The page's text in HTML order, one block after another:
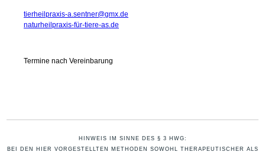
tierheilpraxis-a.sentner@gmx.de
naturheilpraxis-für-tiere-as.de
Termine nach Vereinbarung
HINWEIS IM SINNE DES § 3 HWG:
BEI DEN HIER VORGESTELLTEN METHODEN SOWOHL THERAPEUTISCHER ALS